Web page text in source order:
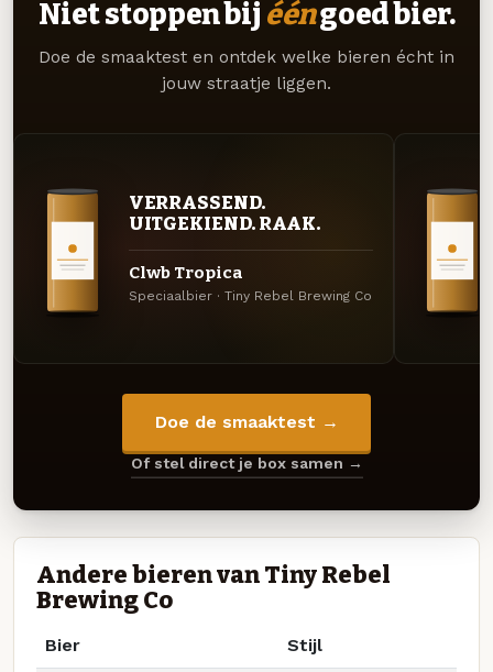
Niet stoppen bij ééngoed bier.
Doe de smaaktest en ontdek welke bieren écht in
jouw straatje liggen.
VERRASSEND.
UITGEKIEND. RAAK.
Clwb Tropica
Speciaalbier · Tiny Rebel Brewing Co
Doe de smaaktest →
Of stel direct je box samen →
Andere bieren van Tiny Rebel
Brewing Co
Bier Stijl